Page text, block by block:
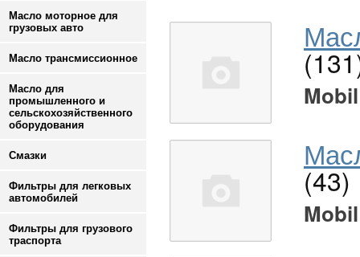
Масло моторное для
грузовых авто
Масло трансмиссионное
Масло для
промышленного и
сельскохозяйственного
оборудования
Смазки
Фильтры для легковых
автомобилей
Фильтры для грузового
траспорта
Mobil
(43)
Mobil